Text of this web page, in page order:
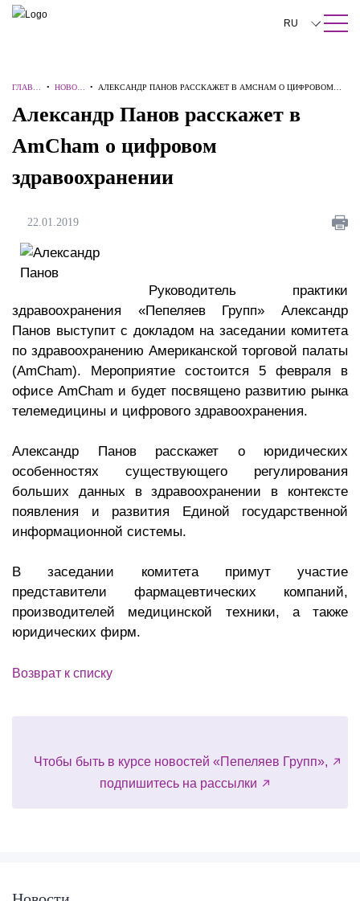
ПОИСК ПО САЙТУ Закрыть
RU
中文
Español
Português
ГЛАВН
•НОВОС
• АЛЕКСАНДР ПАНОВ РАССКАЖЕТ В AMCHAM О ЦИФРОВОМ
Александр Панов расскажет в
AmCham о цифровом
здравоохранении
22.01.2019
Руководитель практики
здравоохранения «Пепеляев Групп» Александр
Панов выступит с докладом на заседании комитета
по здравоохранению Американской торговой палаты
(AmCham). Мероприятие состоится 5 февраля в
офисе AmCham и будет посвящено развитию рынка
телемедицины и цифрового здравоохранения.
Александр Панов расскажет о юридических
особенностях существующего регулирования
больших данных в здравоохранении в контексте
появления и развития Единой государственной
информационной системы.
В заседании комитета примут участие
представители фармацевтических компаний,
производителей медицинской техники, а также
юридических фирм.
Возврат к списку
Чтобы быть в курсе новостей «Пепеляев Групп»,
подпишитесь на рассылки